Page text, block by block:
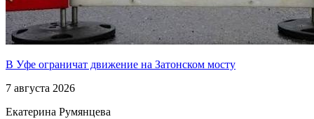
В Уфе ограничат движение на Затонском мосту
7 августа 2026
Екатерина Румянцева